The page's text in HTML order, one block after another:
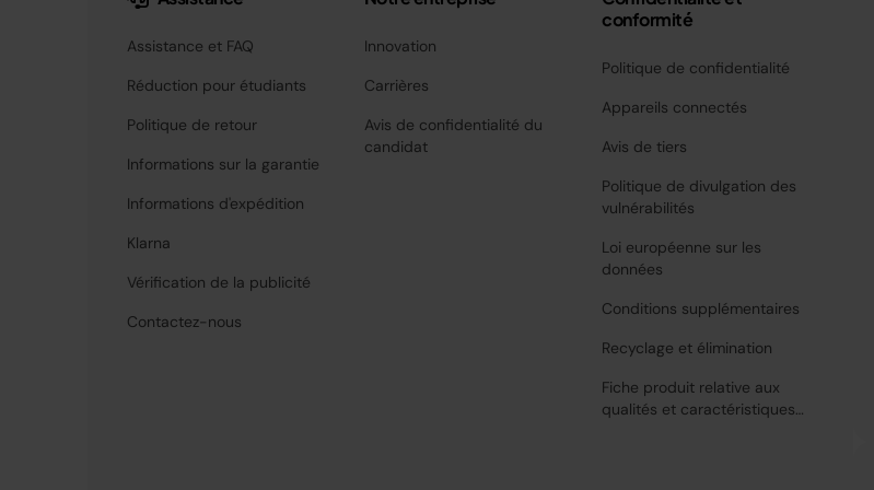
Assistance et FAQ
Réduction pour étudiants
Politique de retour
Informations sur la garantie
Informations d'expédition
Klarna
Vérification de la publicité
Contactez-nous
Innovation
Carrières
Avis de confidentialité du
candidat
conformité
Politique de confidentialité
Appareils connectés
Avis de tiers
Politique de divulgation des
vulnérabilités
Loi européenne sur les
données
Conditions supplémentaires
Recyclage et élimination
Fiche produit relative aux
qualités et caractéristiques